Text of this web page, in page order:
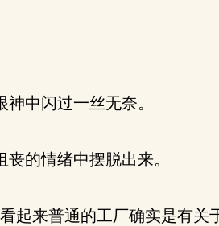
中闪过一丝无奈。
的情绪中摆脱出来。
起来普通的工厂确实是有关